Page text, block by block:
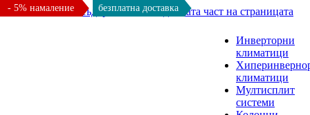
Към основното съдържание Към долната част на страницата
Инверторни
климатици
климатици
Мултисплит
системи
- 5% намаление безплатна доставка